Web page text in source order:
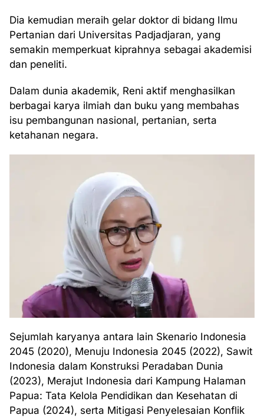
Dia kemudian meraih gelar doktor di bidang Ilmu
Pertanian dari Universitas Padjadjaran, yang
semakin memperkuat kiprahnya sebagai akademisi
dan peneliti.
Dalam dunia akademik, Reni aktif menghasilkan
berbagai karya ilmiah dan buku yang membahas
isu pembangunan nasional, pertanian, serta
ketahanan negara.
Sejumlah karyanya antara lain Skenario Indonesia
2045 (2020), Menuju Indonesia 2045 (2022), Sawit
Indonesia dalam Konstruksi Peradaban Dunia
(2023), Merajut Indonesia dari Kampung Halaman
Papua: Tata Kelola Pendidikan dan Kesehatan di
Papua (2024), serta Mitigasi Penyelesaian Konflik